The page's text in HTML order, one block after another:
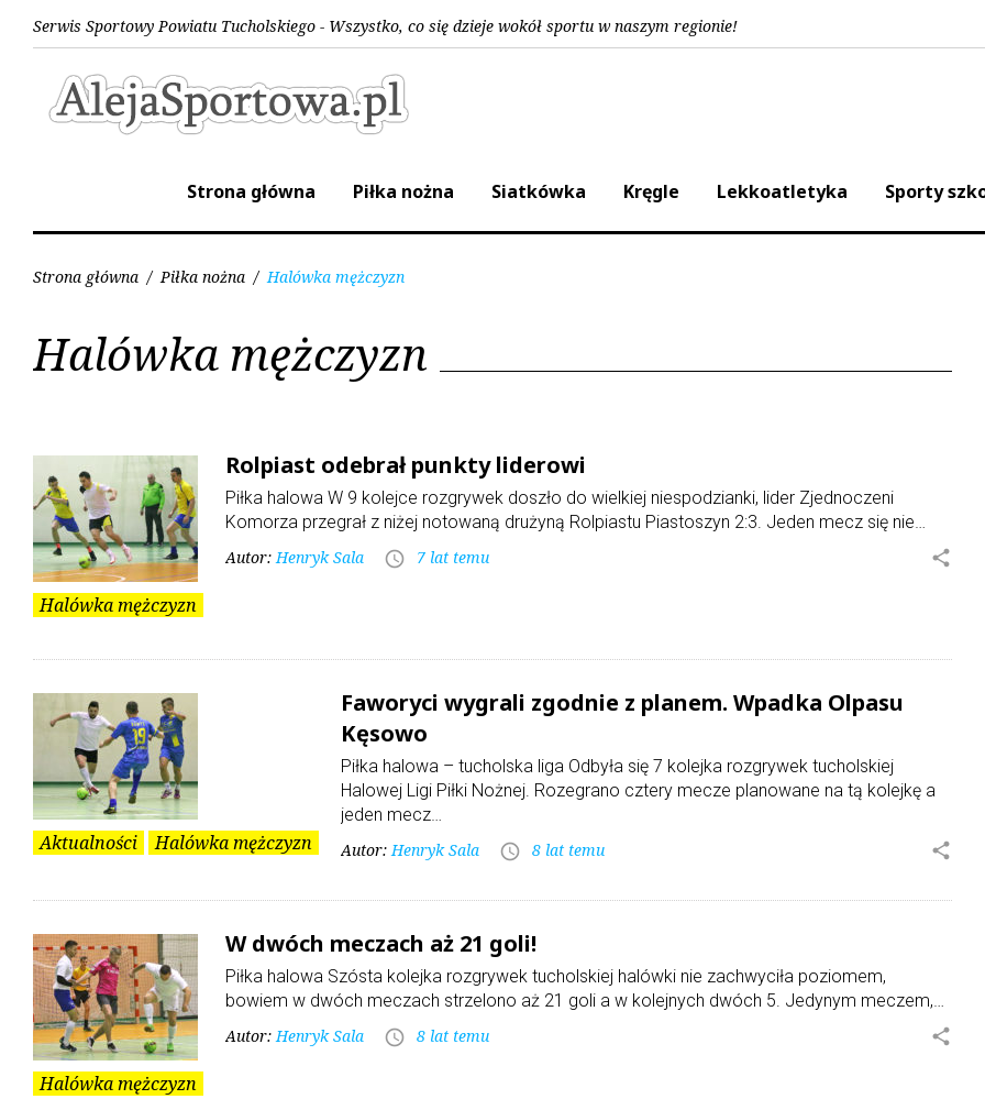
Serwis Sportowy Powiatu Tucholskiego - Wszystko, co się dzieje wokół sportu w naszym regionie!
Strona główna Piłka nożna Siatkówka Kręgle Lekkoatletyka Sporty
Strona główna / Piłka nożna / Halówka mężczyzn
Kategoria:
mężczyzn
Halówka mężczyzn
Halówka mężczyzn
Rolpiast odebrał punkty liderowi
Piłka halowa W 9 kolejce rozgrywek doszło do wielkiej niespodzianki, lider Zjednoczeni
Komorza przegrał z niżej notowaną drużyną Rolpiastu Piastoszyn 2:3. Jeden mecz się nie…
Autor:Henryk Sala access_time 7 lat temu share
Aktualności Halówka mężczyzn
Faworyci wygrali zgodnie z planem. Wpadka Olpasu
Kęsowo
Piłka halowa – tucholska liga Odbyła się 7 kolejka rozgrywek tucholskiej
Halowej Ligi Piłki Nożnej. Rozegrano cztery mecze planowane na tą kolejkę a
jeden mecz…
Autor: Henryk Sala access_time 8 lat temu share
Halówka mężczyzn
W dwóch meczach aż 21 goli!
Piłka halowa Szósta kolejka rozgrywek tucholskiej halówki nie zachwyciła poziomem,
bowiem w dwóch meczach strzelono aż 21 goli a w kolejnych dwóch 5. Jedynym meczem,…
Autor:Henryk Sala access_time 8 lat temu share